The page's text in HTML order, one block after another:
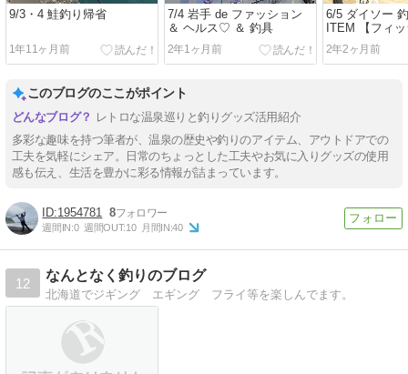
9/3・4 鮭釣り帰省
1年11ヶ月前
7/4 岩手 de ファッション
＆ ヘルス♡ ＆ 釣具
2年1ヶ月前
6/5 ダイソー
ITEM 【フィ
ャー】
2年2ヶ月前
このブログのここがポイント
レトロな温泉巡りと釣りグッズ活用紹介
多彩な趣味を持つ筆者が、温泉の歴史や釣りのアイテム、アウトドアでの
工夫を気軽にシェア。日常のちょっとした工夫やお気に入りグッズの使用
感も伝え、生活を豊かに彩る情報が詰まっています。
1954781 8
週間IN:0 週間OUT:10 月間IN:40
12
なんとなく釣りのブログ
北海道でジギング エギング フライ等を楽しんでます。